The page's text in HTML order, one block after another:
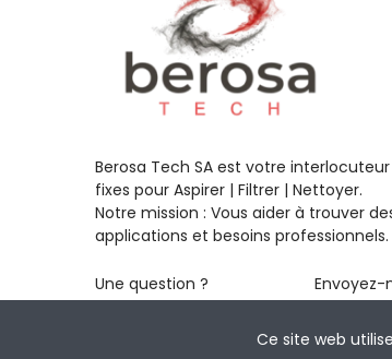
Berosa Tech SA est votre
fixes pour Aspirer | Filtrer | Nettoyer.
Notre mission : Vous aider à trouver
applications et besoins professionnels.
Une question ? Envoyez-
Ce site web